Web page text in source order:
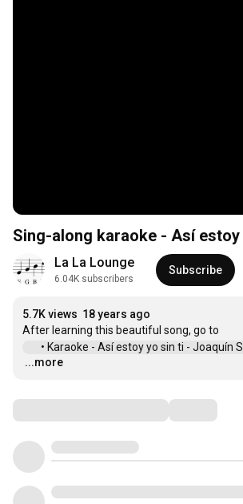
Sing-along karaoke - Así
La La Lounge
6.04K subscribers
Subscribe
5.7K views 18 years ago
• Karaoke - Así estoy yo sin ti - Joaquín
…
...more